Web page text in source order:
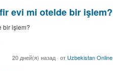
evi mi otelde bir işlem?
bir işlem?
20 дней(я) назад · от Uzbekistan Online